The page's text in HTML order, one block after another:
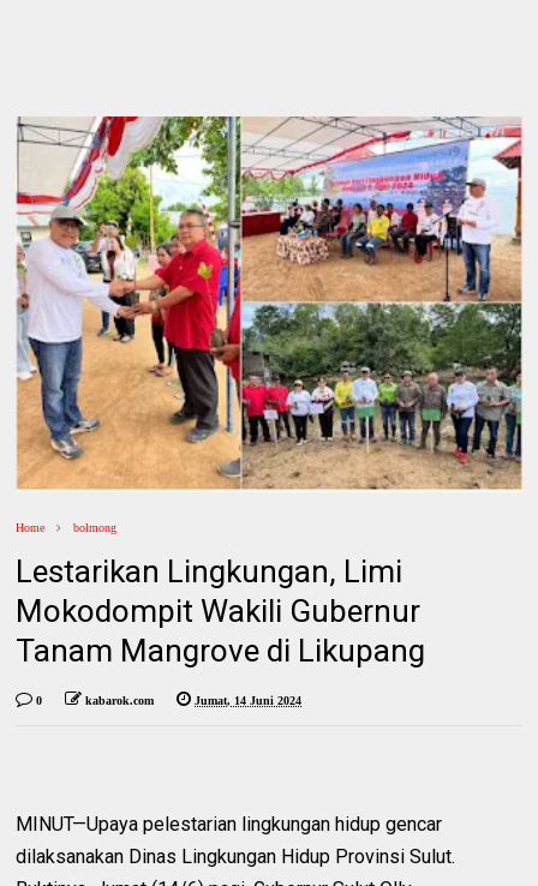
Home bolmong
Lestarikan Lingkungan, Limi
Mokodompit Wakili Gubernur
Tanam Mangrove di Likupang
0 kabarok.com Jumat, 14 Juni 2024
MINUT—Upaya pelestarian lingkungan hidup gencar
dilaksanakan Dinas Lingkungan Hidup Provinsi Sulut.